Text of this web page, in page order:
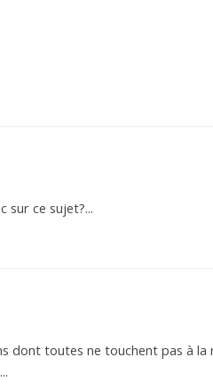
sur ce sujet?...
dont toutes ne touchent pas à